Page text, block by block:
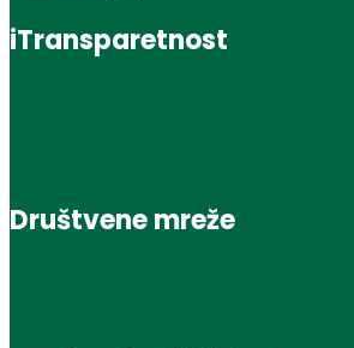
iTransparetnost
Društvene mreže